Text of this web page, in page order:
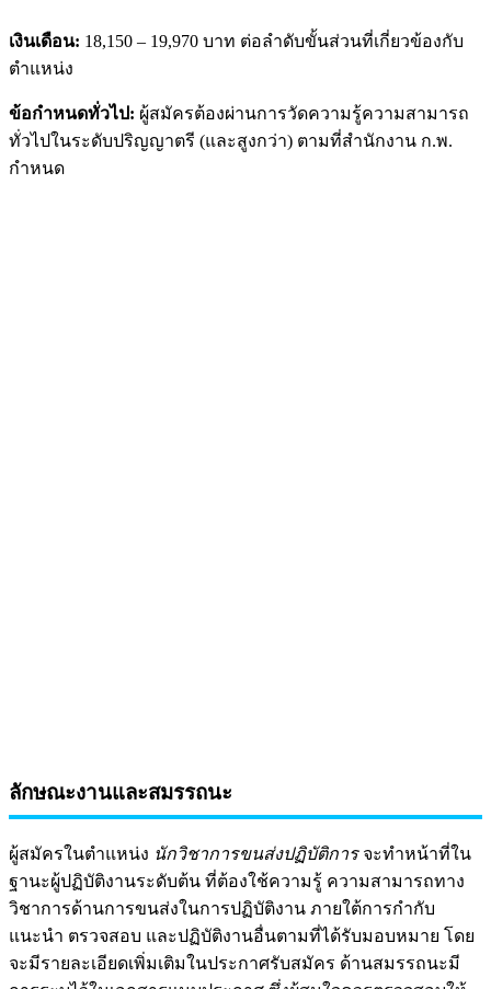
เงินเดือน: 18,150 – 19,970 บาท ต่อลำดับขั้นส่วนที่เกี่ยวข้องกับ
ตำแหน่ง
ข้อกำหนดทั่วไป: ผู้สมัครต้องผ่านการวัดความรู้ความสามารถ
ทั่วไปในระดับปริญญาตรี (และสูงกว่า) ตามที่สำนักงาน ก.พ.
กำหนด
ลักษณะงานและสมรรถนะ
ผู้สมัครในตำแหน่ง นักวิชาการขนส่งปฏิบัติการจะทำหน้าที่ใน
ฐานะผู้ปฏิบัติงานระดับต้น ที่ต้องใช้ความรู้ ความสามารถทาง
วิชาการด้านการขนส่งในการปฏิบัติงาน ภายใต้การกำกับ
แนะนำ ตรวจสอบ และปฏิบัติงานอื่นตามที่ได้รับมอบหมาย โดย
จะมีรายละเอียดเพิ่มเติมในประกาศรับสมัคร ด้านสมรรถนะมี